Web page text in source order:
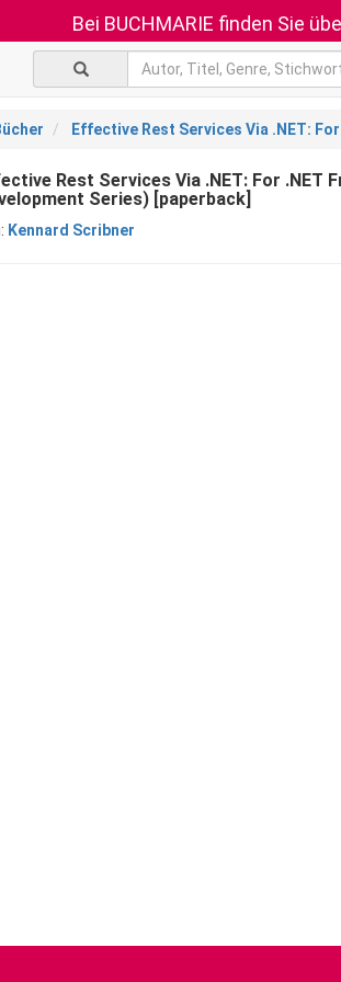
Bei BUCHMARIE finden Sie
Effective Rest Services Via .NET:
Rest Services Via .NET: For .NET
Series) [paperback]
Kennard Scribner